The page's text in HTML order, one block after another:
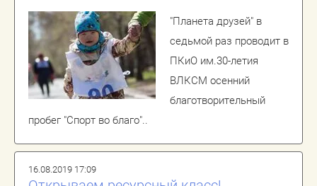
"Планета друзей" в
седьмой раз проводит в
ПКиО им.30-летия
ВЛКСМ осенний
благотворительный
пробег "Спорт во благо"..
16.08.2019 17:09